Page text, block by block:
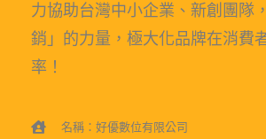
力協助台灣中小企業、新創團隊
銷」的力量，極大化品牌在消費
率！
名稱：好優數位有限公司